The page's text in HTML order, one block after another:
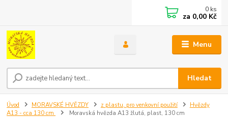
Menu
Hledat
0 ks
za 0,00 Kč
Úvod MORAVSKÉ HVĚZDY z plastu, pro venkovní použití
Hvězdy
A13 - cca 130 cm
Moravská hvězda A13 žlutá, plast, 130 cm